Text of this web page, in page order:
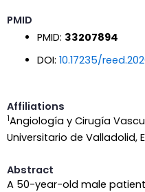
PMID
PMID: 33207894
DOI: 10.17235/
Affiliations
1Angiología y Cirugía
Universitario de Valladolid,
Abstract
A 50-year-old male